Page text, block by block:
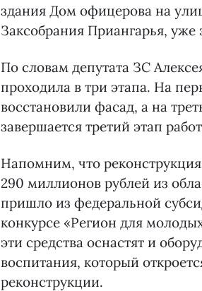
здания Дом офицерова на
Заксобрания Приангарья,
По словам депутата ЗС
проходила в три этапа. На
восстановили фасад, а на
завершается третий этап
Напомним, что
290 миллионов рублей из
пришло из федеральной
конкурсе «Регион для
эти средства оснастят и
воспитания, который
реконструкции.